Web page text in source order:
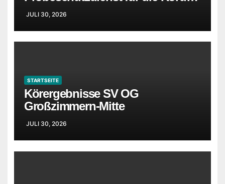
in Idstein wurden ergänzt
JULI 30, 2026
STARTSEITE
Körergebnisse SV OG
Großzimmern-Mitte
JULI 30, 2026